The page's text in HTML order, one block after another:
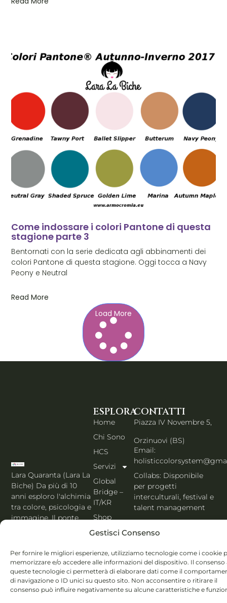
Gestisci Consenso
Per fornire le migliori esperienze, utilizziamo tecnologie come i cookie
memorizzare e/o accedere alle informazioni del dispositivo. Il consenso
queste tecnologie ci permetterà di elaborare dati come il
di navigazione o ID unici su questo sito. Non acconsentire o ritirare il
consenso può influire negativamente su alcune caratteristiche e
Come indossare i colori Pantone di questa
stagione parte 3
Bentornati con la serie dedicata agli abbinamenti dei
colori Pantone di questa stagione. Oggi tocca a Navy
Peony e Neutral
Read More
Load More
Lara Quaranta (Lara La
Biche) Da più di 10
anni esploro l'alchimia
tra colore, psicologia e
immagine. Il ponte
che unisce l'estetica di
dell'Italia. Esperta
MBTI, Enneagramma &
Holistic Color
System®.
ESPLORA
Home
Chi Sono
HCS
Servizi
Global
Bridge –
IT/KR
Shop
Blog
Italiano
CONTATTI
Piazza IV Novembre 5,
Orzinuovi (BS)
Email:
Collabs: Disponibile
per progetti
interculturali, festival e
talent management
PORTFOLIO IT